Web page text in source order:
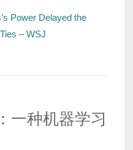
Power Delayed the
– WSJ
一种机器学习